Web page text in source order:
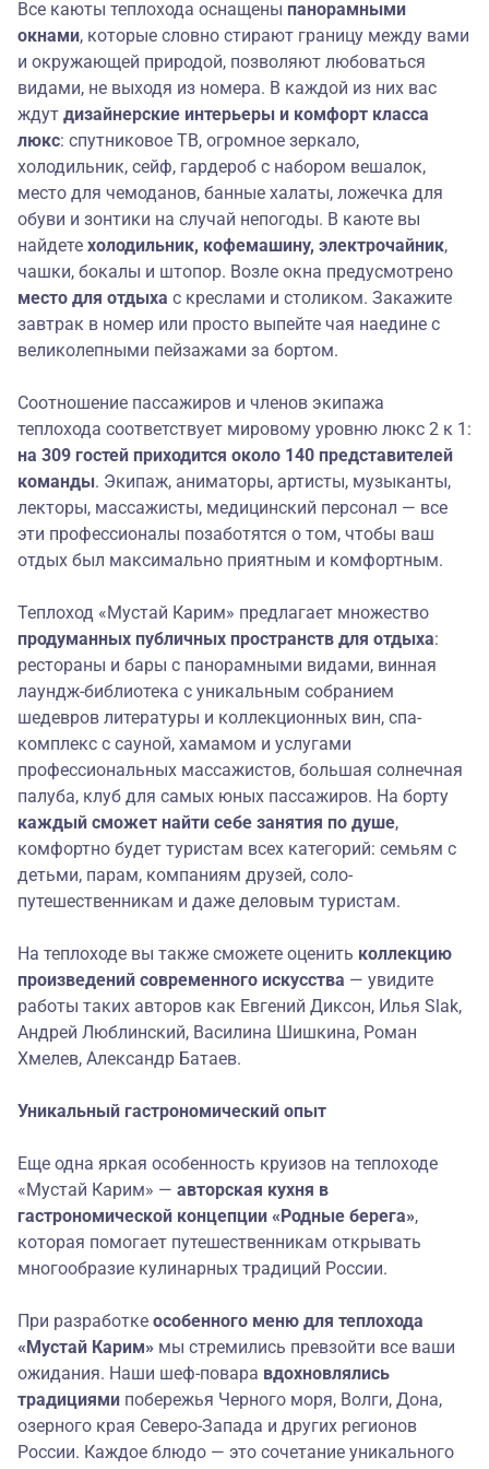
Все каюты теплохода оснащены панорамными
окнами, которые словно стирают границу между вами
и окружающей природой, позволяют любоваться
видами, не выходя из номера. В каждой из них вас
ждут дизайнерские интерьеры и комфорт класса
люкс: спутниковое ТВ, огромное зеркало,
холодильник, сейф, гардероб с набором вешалок,
место для чемоданов, банные халаты, ложечка для
обуви и зонтики на случай непогоды. В каюте вы
найдете холодильник, кофемашину, электрочайник,
чашки, бокалы и штопор. Возле окна предусмотрено
место для отдыха с креслами и столиком. Закажите
завтрак в номер или просто выпейте чая наедине с
великолепными пейзажами за бортом.
Соотношение пассажиров и членов экипажа
теплохода соответствует мировому уровню люкс 2 к 1:
на 309 гостей приходится около 140 представителей
команды. Экипаж, аниматоры, артисты, музыканты,
лекторы, массажисты, медицинский персонал — все
эти профессионалы позаботятся о том, чтобы ваш
отдых был максимально приятным и комфортным.
Теплоход «Мустай Карим» предлагает множество
продуманных публичных пространств для отдыха:
рестораны и бары с панорамными видами, винная
лаундж-библиотека с уникальным собранием
шедевров литературы и коллекционных вин, спа-
комплекс с сауной, хамамом и услугами
профессиональных массажистов, большая солнечная
палуба, клуб для самых юных пассажиров. На борту
каждый сможет найти себе занятия по душе,
комфортно будет туристам всех категорий: семьям с
детьми, парам, компаниям друзей, соло-
путешественникам и даже деловым туристам.
На теплоходе вы также сможете оценить коллекцию
произведений современного искусства — увидите
работы таких авторов как Евгений Диксон, Илья Slak,
Андрей Люблинский, Василина Шишкина, Роман
Хмелев, Александр Батаев.
Уникальный гастрономический опыт
Еще одна яркая особенность круизов на теплоходе
«Мустай Карим» — авторская кухня в
гастрономической концепции «Родные берега»,
которая помогает путешественникам открывать
многообразие кулинарных традиций России.
При разработке особенного меню для теплохода
«Мустай Карим» мы стремились превзойти все ваши
ожидания. Наши шеф-повара вдохновлялись
традициями побережья Черного моря, Волги, Дона,
озерного края Северо-Запада и других регионов
России. Каждое блюдо — это сочетание уникального